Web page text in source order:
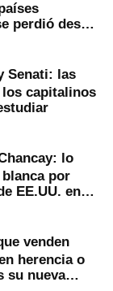
perdió desde
Senati: las
los capitalinos
lo
por
EE.UU. en
venden
herencia o
su nueva